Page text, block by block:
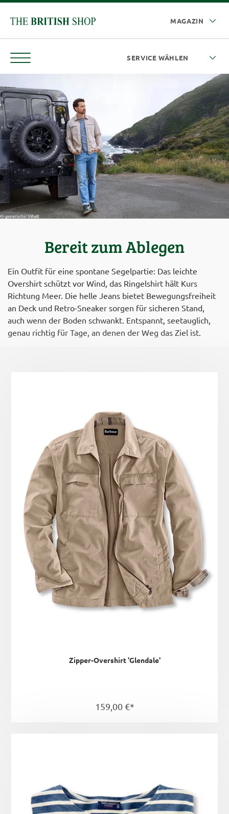
Bereit zum Ablegen
Ein Outfit für eine spontane Segelpartie: Das leichte
Overshirt schützt vor Wind, das Ringelshirt hält Kurs
Richtung Meer. Die helle Jeans bietet Bewegungsfreiheit
an Deck und Retro-Sneaker sorgen für sicheren Stand,
auch wenn der Boden schwankt. Entspannt, seetauglich,
genau richtig für Tage, an denen der Weg das Ziel ist.
Zipper-Overshirt 'Glendale'
159,00 €*